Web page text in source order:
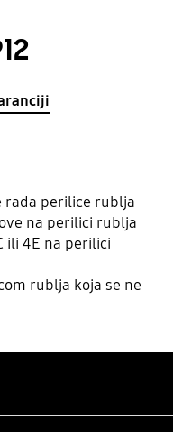
rada perilice rublja
na perilici rublja
ili 4E na perilici
rublja koja se ne